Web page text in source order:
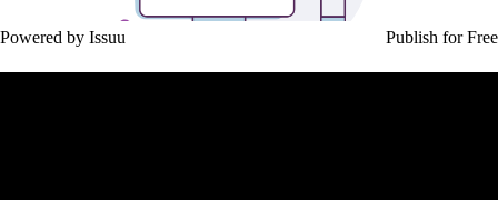
Powered by Issuu Publish for Free